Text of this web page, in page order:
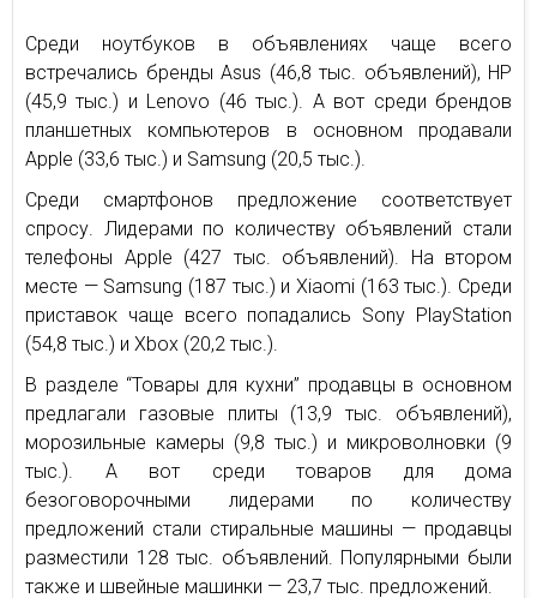
Среди ноутбуков в объявлениях чаще всего
встречались бренды Asus (46,8 тыс. объявлений), HP
(45,9 тыс.) и Lenovo (46 тыс.). А вот среди брендов
планшетных компьютеров в основном продавали
Apple (33,6 тыс.) и Samsung (20,5 тыс.).
Среди смартфонов предложение соответствует
спросу. Лидерами по количеству объявлений стали
телефоны Apple (427 тыс. объявлений). На втором
месте — Samsung (187 тыс.) и Xiaomi (163 тыс.). Среди
приставок чаще всего попадались Sony PlayStation
(54,8 тыс.) и Xbox (20,2 тыс.).
В разделе “Товары для кухни” продавцы в основном
предлагали газовые плиты (13,9 тыс. объявлений),
морозильные камеры (9,8 тыс.) и микроволновки (9
тыс.). А вот среди товаров для дома
безоговорочными лидерами по количеству
предложений стали стиральные машины — продавцы
разместили 128 тыс. объявлений. Популярными были
также и швейные машинки — 23,7 тыс. предложений.